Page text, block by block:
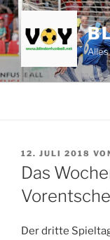
Zum
Inhalt
springen
AM
12. JULI 2018
Das
Der dritte